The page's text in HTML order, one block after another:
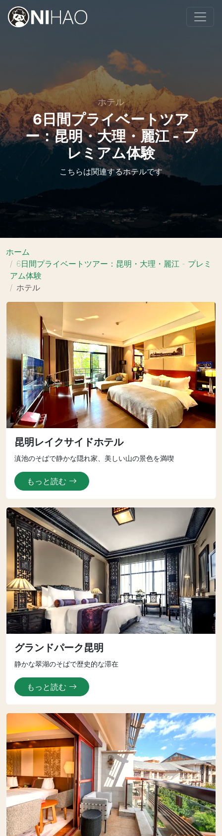
ホテル
6日間プライベートツア
ー：昆明・大理・麗江 - プ
レミアム体験
こちらは関連するホテルです
ホーム
6日間プライベートツアー：昆明・大理・麗江 - プレミ
アム体験
ホテル
昆明レイクサイドホテル
滇池のそばで静かな隠れ家、美しい山の景色を満喫
もっと読む
グランドパーク昆明
静かな翠湖のそばで歴史的な滞在
もっと読む